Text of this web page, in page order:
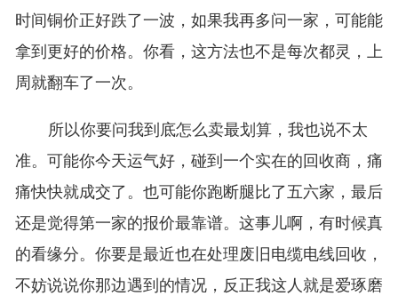
时间铜价正好跌了一波，如果我再多问一家，可能能
拿到更好的价格。你看，这方法也不是每次都灵，上
周就翻车了一次。
所以你要问我到底怎么卖最划算，我也说不太
准。可能你今天运气好，碰到一个实在的回收商，痛
痛快快就成交了。也可能你跑断腿比了五六家，最后
还是觉得第一家的报价最靠谱。这事儿啊，有时候真
的看缘分。你要是最近也在处理废旧电缆电线回收，
不妨说说你那边遇到的情况，反正我这人就是爱琢磨